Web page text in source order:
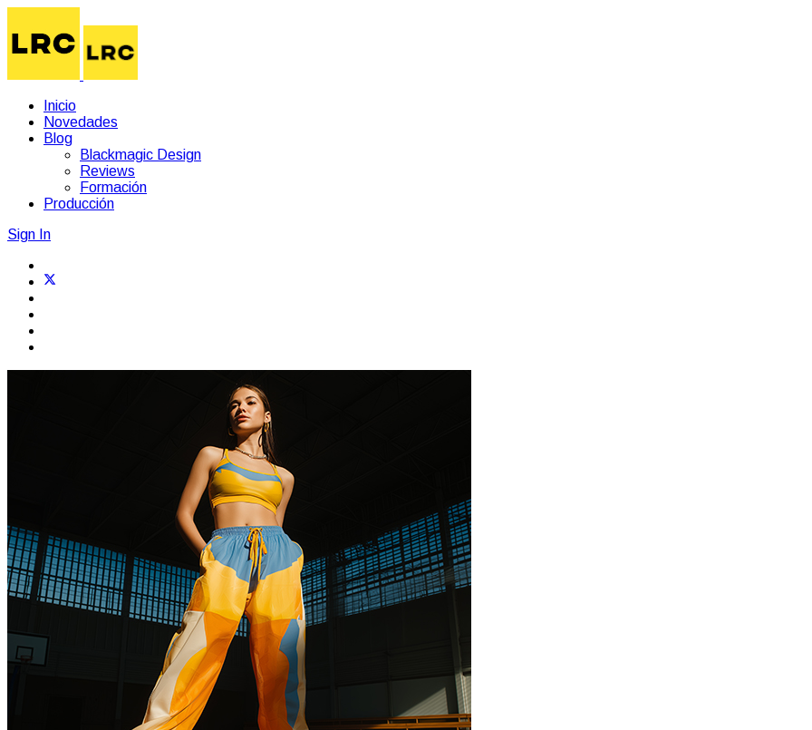
Inicio
Novedades
Blog
Blackmagic Design
Reviews
Formación
Producción
Sign In